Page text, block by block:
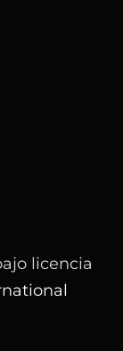
licencia